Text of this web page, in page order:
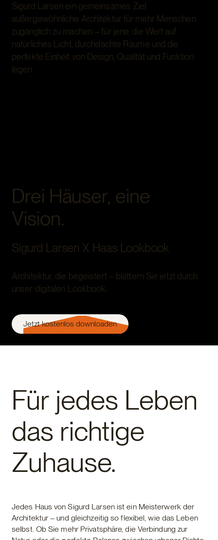
Sigurd Larsen ein gemeinsames Ziel:
außergewöhnliche Architektur für mehr Menschen
zugänglich zu machen – für jene, die Wert auf
natürliches Licht, durchdachte Räume und die
perfekte Einheit von Design, Qualität und Funktion
legen.
Drei Häuser, eine
Vision.
Sigurd Larsen X Haas Lookbook
Architektur, die begeistert – blättern Sie jetzt durch
unser digitalen Lookbook.
Jetzt kostenlos downloaden
Für jedes Leben
das richtige
Zuhause.
Jedes Haus von Sigurd Larsen ist ein Meisterwerk der
Architektur – und gleichzeitig so flexibel, wie das Leben
selbst. Ob Sie mehr Privatsphäre, die Verbindung zur